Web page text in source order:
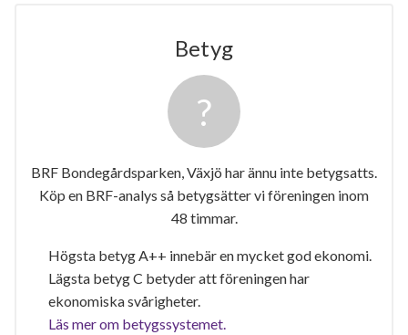
Betyg
BRF Bondegårdsparken, Växjö har ännu inte betygsatts.
Köp en BRF-analys så betygsätter vi föreningen inom
48 timmar.
Högsta betyg A++ innebär en mycket god ekonomi.
Lägsta betyg C betyder att föreningen har
ekonomiska svårigheter.
Läs mer om betygssystemet.